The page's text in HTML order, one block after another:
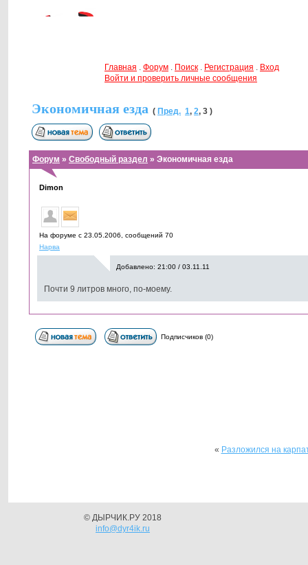
Главная . Форум . Поиск . Регистрация . Вход
Войти и проверить личные сообщения
Экономичная езда ( Пред. 1, 2, 3 )
Форум » Свободный раздел » Экономичная езда
Dimon
На форуме с 23.05.2006, cообщений 70
Нарва
Добавлено: 21:00 / 03.11.11
Почти 9 литров много, по-моему.
Подписчиков (0)
« Разложился на
© ДЫРЧИК.РУ 2018
info@dyr4ik.ru